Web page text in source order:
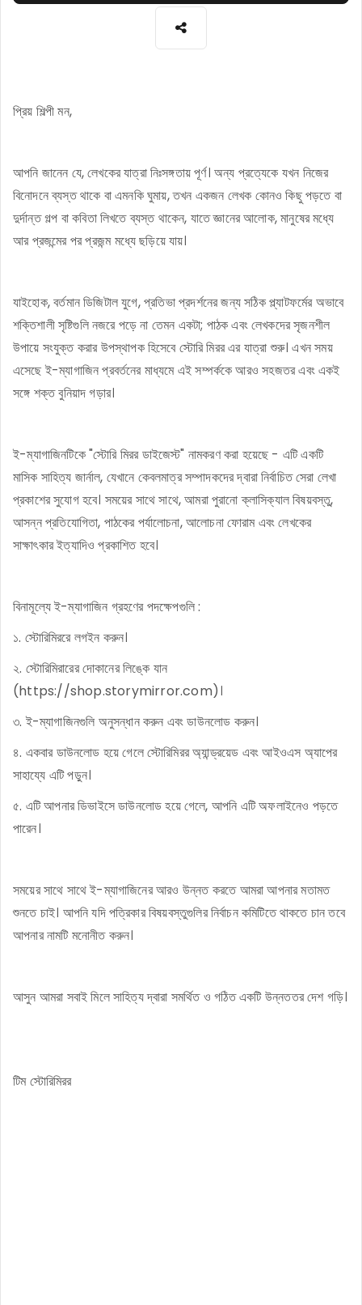
প্রিয় শিল্পী মন,
আপনি জানেন যে, লেখকের যাত্রা নিঃসঙ্গতায় পূর্ণ। অন্য প্রত্যেকে যখন নিজের
বিনোদনে ব্যস্ত থাকে বা এমনকি ঘুমায়, তখন একজন লেখক কোনও কিছু পড়তে বা
দুর্দান্ত গল্প বা কবিতা লিখতে ব্যস্ত থাকেন, যাতে জ্ঞানের আলোক, মানুষের মধ্যে
আর প্রজন্মের পর প্রজন্ম মধ্যে ছড়িয়ে যায়।
যাইহোক, বর্তমান ডিজিটাল যুগে, প্রতিভা প্রদর্শনের জন্য সঠিক প্ল্যাটফর্মের অভাবে
শক্তিশালী সৃষ্টিগুলি নজরে পড়ে না তেমন একটা; পাঠক এবং লেখকদের সৃজনশীল
উপায়ে সংযুক্ত করার উপস্থাপক হিসেবে স্টোরি মিরর এর যাত্রা শুরু। এখন সময়
এসেছে ই-ম্যাগাজিন প্রবর্তনের মাধ্যমে এই সম্পর্ককে আরও সহজতর এবং একই
সঙ্গে শক্ত বুনিয়াদ গড়ার।
ই-ম্যাগাজিনটিকে "স্টোরি মিরর ডাইজেস্ট" নামকরণ করা হয়েছে - এটি একটি
মাসিক সাহিত্য জার্নাল, যেখানে কেবলমাত্র সম্পাদকদের দ্বারা নির্বাচিত সেরা লেখা
প্রকাশের সুযোগ হবে। সময়ের সাথে সাথে, আমরা পুরানো ক্লাসিক্যাল বিষয়বস্তু,
আসন্ন প্রতিযোগিতা, পাঠকের পর্যালোচনা, আলোচনা ফোরাম এবং লেখকের
সাক্ষাৎকার ইত্যাদিও প্রকাশিত হবে।
বিনামূল্যে ই-ম্যাগাজিন গ্রহণের পদক্ষেপগুলি :
১. স্টোরিমিররে লগইন করুন।
২. স্টোরিমিরারের দোকানের লিঙ্কে যান
(https://shop.storymirror.com)।
৩. ই-ম্যাগাজিনগুলি অনুসন্ধান করুন এবং ডাউনলোড করুন।
৪. একবার ডাউনলোড হয়ে গেলে স্টোরিমিরর অ্যান্ড্রয়েড এবং আইওএস অ্যাপের
সাহায্যে এটি পড়ুন।
৫. এটি আপনার ডিভাইসে ডাউনলোড হয়ে গেলে, আপনি এটি অফলাইনেও পড়তে
পারেন।
সময়ের সাথে সাথে ই-ম্যাগাজিনের আরও উন্নত করতে আমরা আপনার মতামত
শুনতে চাই। আপনি যদি পত্রিকার বিষয়বস্তুগুলির নির্বাচন কমিটিতে থাকতে চান তবে
আপনার নামটি মনোনীত করুন।
আসুন আমরা সবাই মিলে সাহিত্য দ্বারা সমর্থিত ও গঠিত একটি উন্নততর দেশ গড়ি।
টিম স্টোরিমিরর